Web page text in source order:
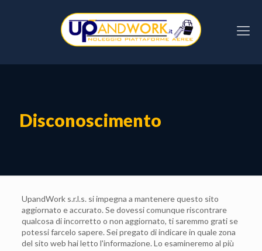
Disconoscimento
UpandWork s.r.l.s. si impegna a mantenere questo sito
aggiornato e accurato. Se dovessi comunque riscontrare
qualcosa di incorretto o non aggiornato, ti saremmo grati se
potessi farcelo sapere. Sei pregato di indicare in quale zona
del sito web hai letto l'informazione. Lo esamineremo al più